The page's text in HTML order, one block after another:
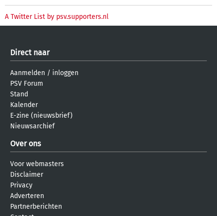
A Twitter List by psv.supporters.nl
Direct naar
Aanmelden / inloggen
PSV Forum
Stand
Kalender
E-zine (nieuwsbrief)
Nieuwsarchief
Over ons
Voor webmasters
Disclaimer
Privacy
Adverteren
Partnerberichten